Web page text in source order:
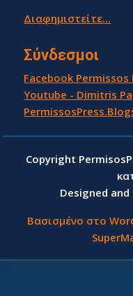
Διαφημιστείτε...
Σύνδεσμοι
Facebook Permissos
Youtube - Dimitris
Copyright
Designed
Βασισμένο στο